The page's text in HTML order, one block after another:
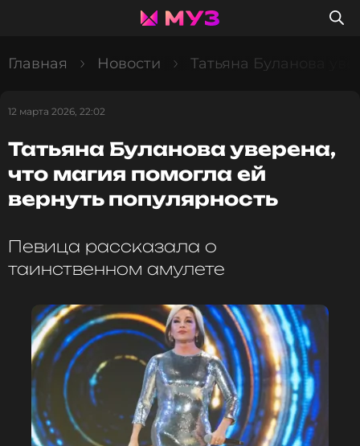
Главная Новости Татьяна Буланова
12 марта 2026, 22:02
Татьяна Буланова уверена,
что магия помогла ей
вернуть популярность
Певица рассказала о
таинственном амулете